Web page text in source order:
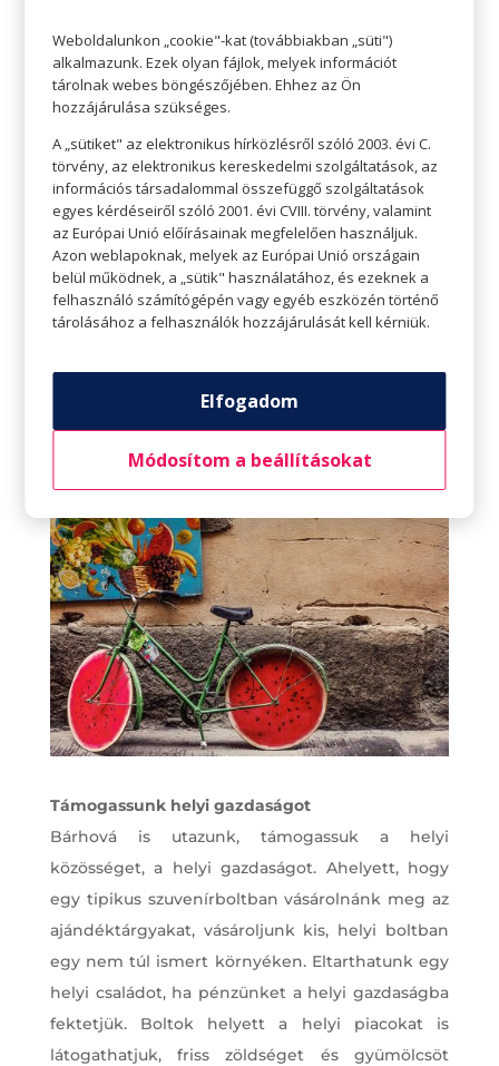
Nézzük meg jobban, mit használunk
Mielőtt felkenjük a fényvédő
krémet, megnézzük, mi az összetétele? Bizony a
legtöbben nem tesszük, pedig sokat jelentene. A
mérgező anyagokat tartalmazó fényvédők
rendkívül károsak a természetes vizekre. Ha
tudjuk, jobb, ha nem mérgező, természetes
fényvédőt vásárolunk és használunk, ami
általában cink-oxidból vagy titán-dioxidból
készül. Nemcsak a bőrünket védi, de csökkenti a
Voltál már drogériánkban? Nézz körül nálunk, ha
szuper fényvédőt keresel!
Támogassunk helyi gazdaságot
Bárhová is utazunk, támogassuk a helyi
közösséget, a helyi gazdaságot. Ahelyett, hogy
egy tipikus szuvenírboltban vásárolnánk meg az
ajándéktárgyakat, vásároljunk kis, helyi boltban
egy nem túl ismert környéken. Eltarthatunk egy
helyi családot, ha pénzünket a helyi gazdaságba
fektetjük. Boltok helyett a helyi piacokat is
látogathatjuk, friss zöldséget és gyümölcsöt
Weboldalunkon „cookie"-kat (továbbiakban „süti")
alkalmazunk. Ezek olyan fájlok, melyek információt
tárolnak webes böngészőjében. Ehhez az Ön
hozzájárulása szükséges.
A „sütiket" az elektronikus hírközlésről szóló 2003. évi C.
törvény, az elektronikus kereskedelmi szolgáltatások, az
információs társadalommal összefüggő szolgáltatások
egyes kérdéseiről szóló 2001. évi CVIII. törvény, valamint
az Európai Unió előírásainak megfelelően használjuk.
Azon weblapoknak, melyek az Európai Unió országain
belül működnek, a „sütik" használatához, és ezeknek a
felhasználó számítógépén vagy egyéb eszközén történő
tárolásához a felhasználók hozzájárulását kell kérniük.
Elfogadom
Módosítom a beállításokat